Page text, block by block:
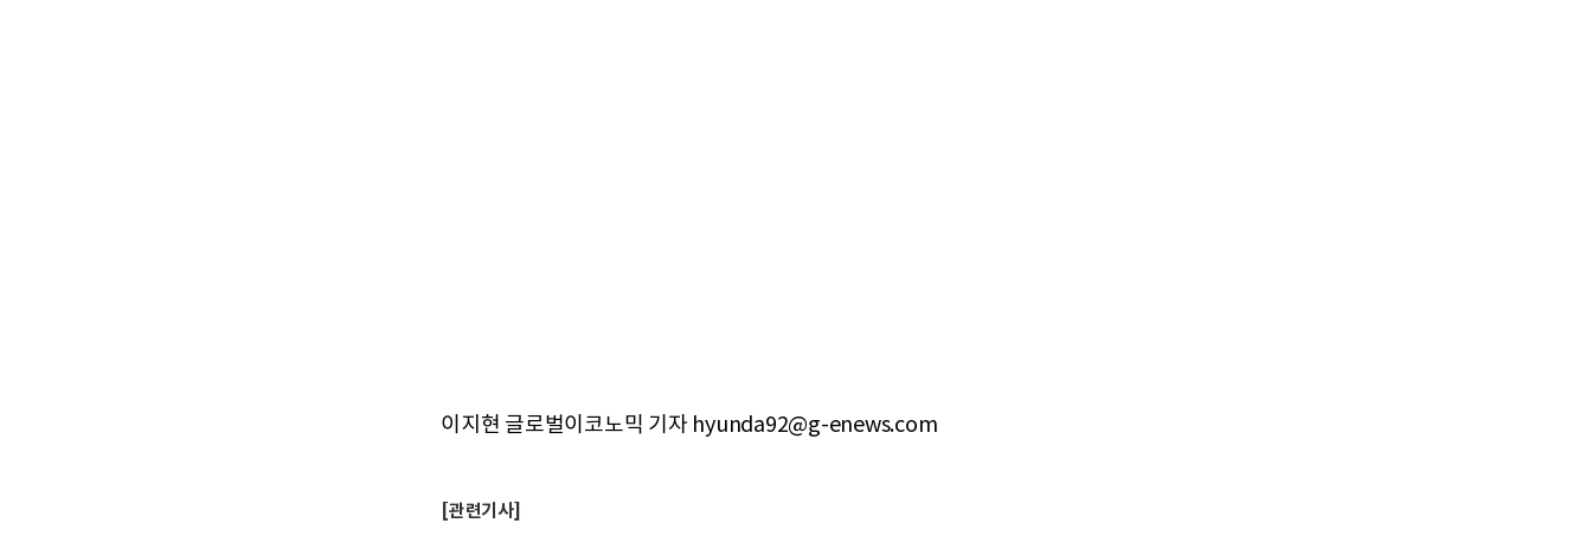
이지현 글로벌이코노믹 기자 hyunda92@g-enews.com
[관련기사]